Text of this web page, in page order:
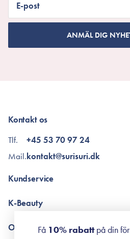
E-post
ANMÄL DIG
Kontakt os
Tlf.
Mail.
+45 53 70 97 24
kontakt@surisuri.dk
Kundservice
Poängshop - frågor och svar
K-Beauty
Retinol för nybörjare
Om Surisuri
Få 10% rabattpå din